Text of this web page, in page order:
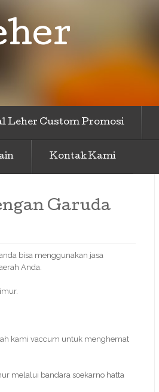
Leher Custom Promosi
Kontak Kami
Garuda
bisa menggunakan jasa
Anda.
kami vaccum untuk menghemat
melalui bandara soekarno hatta